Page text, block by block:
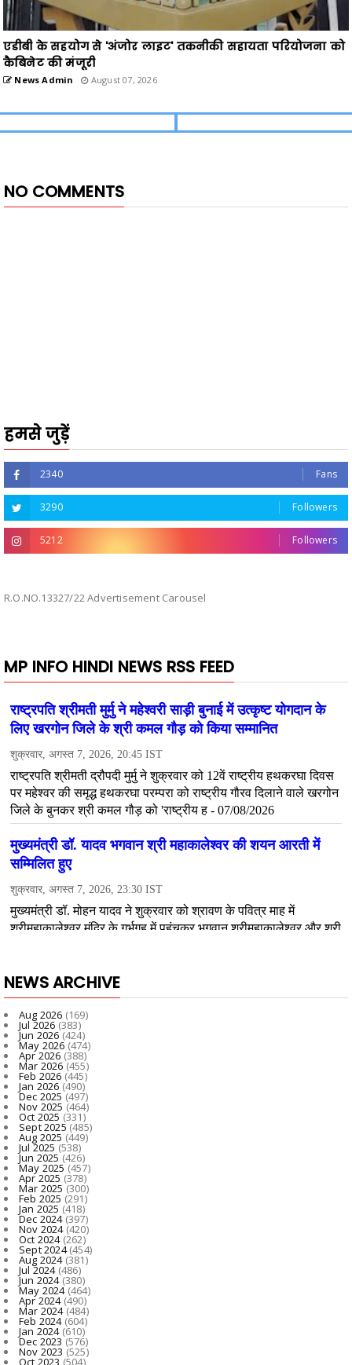
एडीबी के सहयोग से 'अंजोर लाइट' तकनीकी सहायता परियोजना को
कैबिनेट की मंजूरी
News Admin August 07, 2026
NO COMMENTS
हमसे जुड़ें
2340 Fans
3290 Followers
5212 Followers
R.O.NO.13327/22 Advertisement Carousel
MP INFO HINDI NEWS RSS FEED
NEWS ARCHIVE
Aug 2026 (169)
Jul 2026 (383)
Jun 2026(424)
May 2026(474)
Apr 2026 (388)
Mar 2026(455)
Feb 2026 (445)
Jan 2026 (490)
Dec 2025(497)
Nov 2025 (464)
Oct 2025 (331)
Sept 2025 (485)
Aug 2025 (449)
Jul 2025 (538)
Jun 2025(426)
May 2025(457)
Apr 2025 (378)
Mar 2025 (300)
Feb 2025 (291)
Jan 2025 (418)
Dec 2024(397)
Nov 2024(420)
Oct 2024(262)
Sept 2024(454)
Aug 2024(381)
Jul 2024(486)
Jun 2024(380)
May 2024(464)
Apr 2024(490)
Mar 2024(484)
Feb 2024(604)
Jan 2024(610)
Dec 2023(576)
Nov 2023 (525)
Oct 2023 (504)